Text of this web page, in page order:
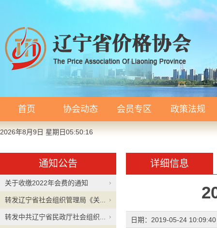
首页 协会动态 会员专区 政策法规
2026年8月9日 星期日05:50:16
通知公告
关于收缴2022年会费的通知
转发辽宁省社会组织管理局《关...
转发中共辽宁省民政厅社会组织...
详细信息
日期：2019-05-24